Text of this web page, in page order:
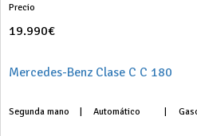
Precio
19.990€
Mercedes-Benz Clase C C 180
Segunda mano Automático